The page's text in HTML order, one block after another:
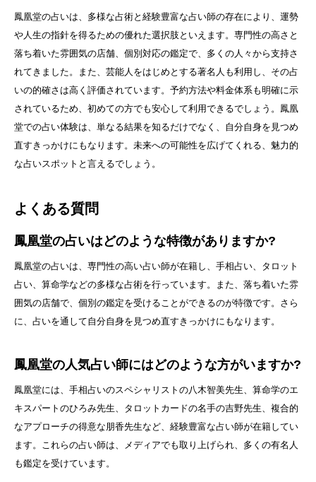
鳳凰堂の占いは、多様な占術と経験豊富な占い師の存在により、運勢
や人生の指針を得るための優れた選択肢といえます。専門性の高さと
落ち着いた雰囲気の店舗、個別対応の鑑定で、多くの人々から支持さ
れてきました。また、芸能人をはじめとする著名人も利用し、その占
いの的確さは高く評価されています。予約方法や料金体系も明確に示
されているため、初めての方でも安心して利用できるでしょう。鳳凰
堂での占い体験は、単なる結果を知るだけでなく、自分自身を見つめ
直すきっかけにもなります。未来への可能性を広げてくれる、魅力的
な占いスポットと言えるでしょう。
よくある質問
鳳凰堂の占いはどのような特徴がありますか?
鳳凰堂の占いは、専門性の高い占い師が在籍し、手相占い、タロット
占い、算命学などの多様な占術を行っています。また、落ち着いた雰
囲気の店舗で、個別の鑑定を受けることができるのが特徴です。さら
に、占いを通して自分自身を見つめ直すきっかけにもなります。
鳳凰堂の人気占い師にはどのような方がいますか?
鳳凰堂には、手相占いのスペシャリストの八木智美先生、算命学のエ
キスパートのひろみ先生、タロットカードの名手の吉野先生、複合的
なアプローチの得意な朋香先生など、経験豊富な占い師が在籍してい
ます。これらの占い師は、メディアでも取り上げられ、多くの有名人
も鑑定を受けています。